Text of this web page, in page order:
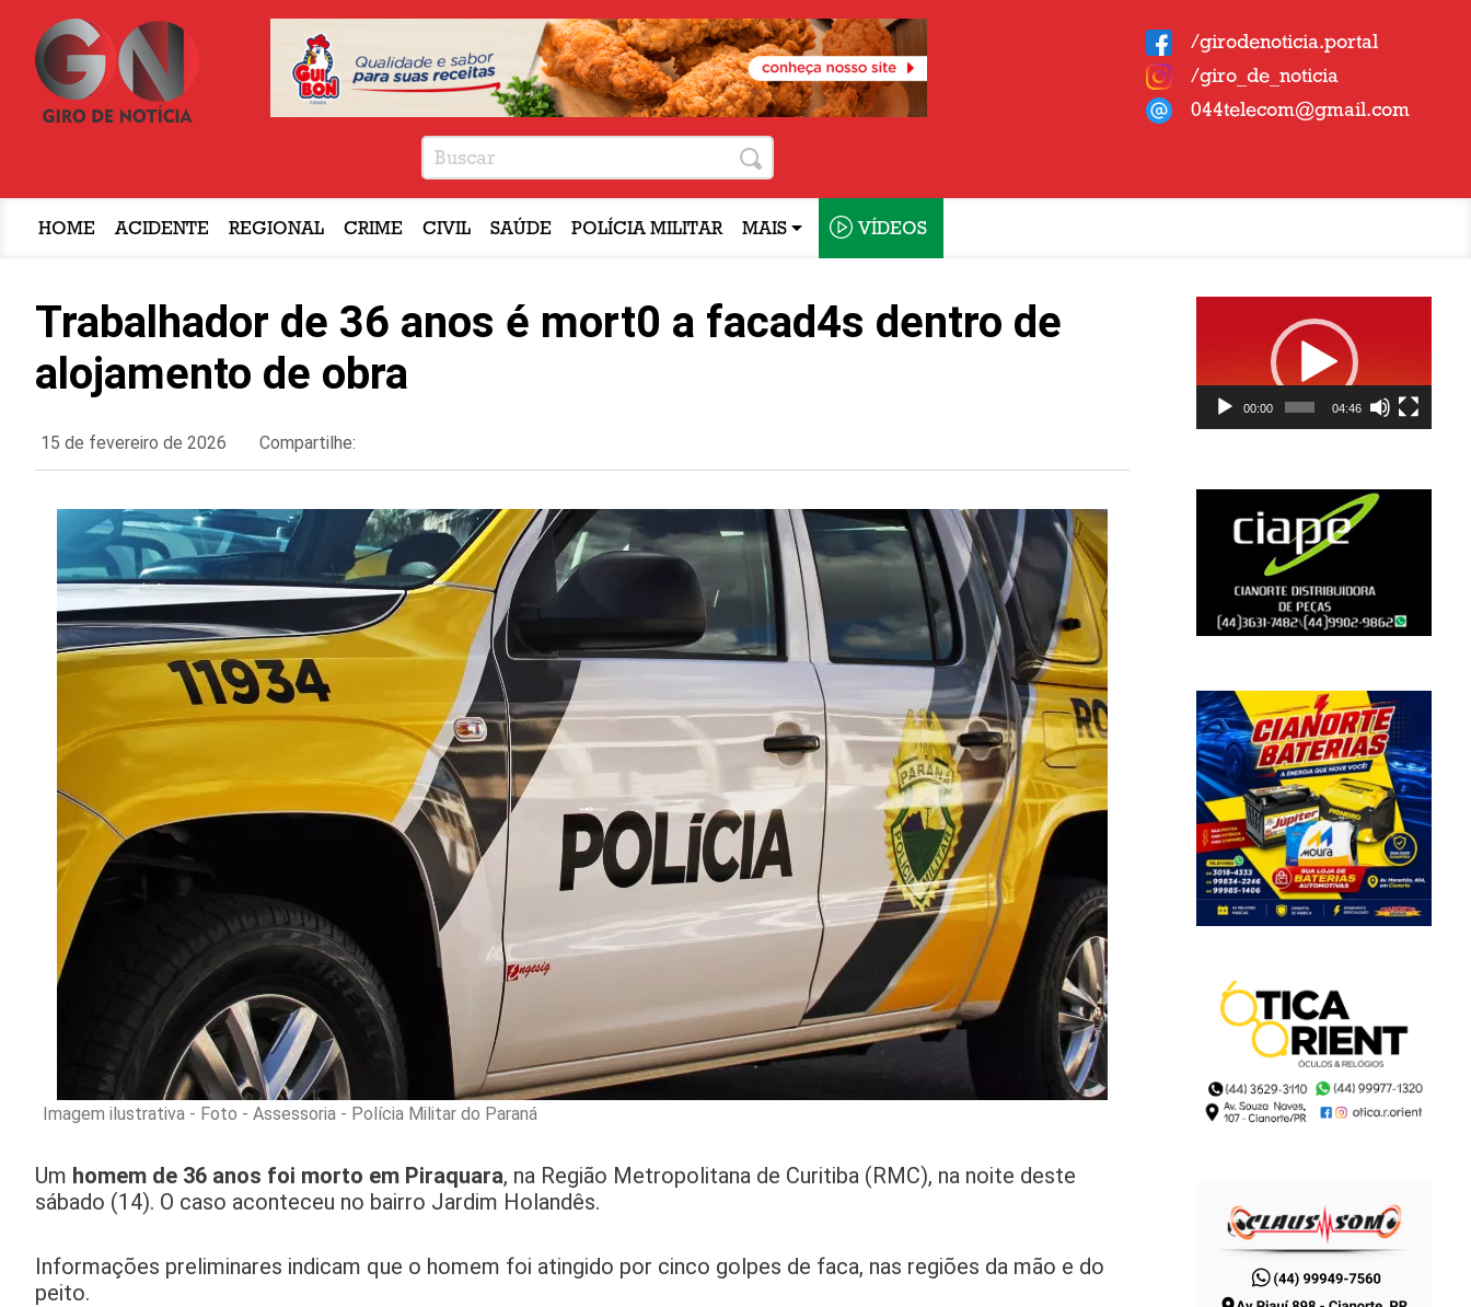
/girodenoticia.portal
/giro_de_noticia
044telecom@gmail.com
HOME ACIDENTE REGIONAL CRIME CIVIL SAÚDE POLÍCIA MILITAR MAIS VÍDEOS
Trabalhador de 36 anos é mort0 a facad4s dentro de
alojamento de obra
15 de fevereiro de 2026 Compartilhe:
Imagem ilustrativa - Foto - Assessoria - Polícia Militar do Paraná
Um homem de 36 anos foi morto em Piraquara, na Região Metropolitana de Curitiba (RMC), na noite deste
sábado (14). O caso aconteceu no bairro Jardim Holandês.
Informações preliminares indicam que o homem foi atingido por cinco golpes de faca, nas regiões da mão e do
peito.
00:00 04:46